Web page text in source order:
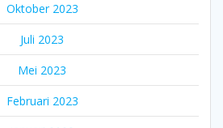
Oktober 2023
Juli 2023
Mei 2023
Februari 2023